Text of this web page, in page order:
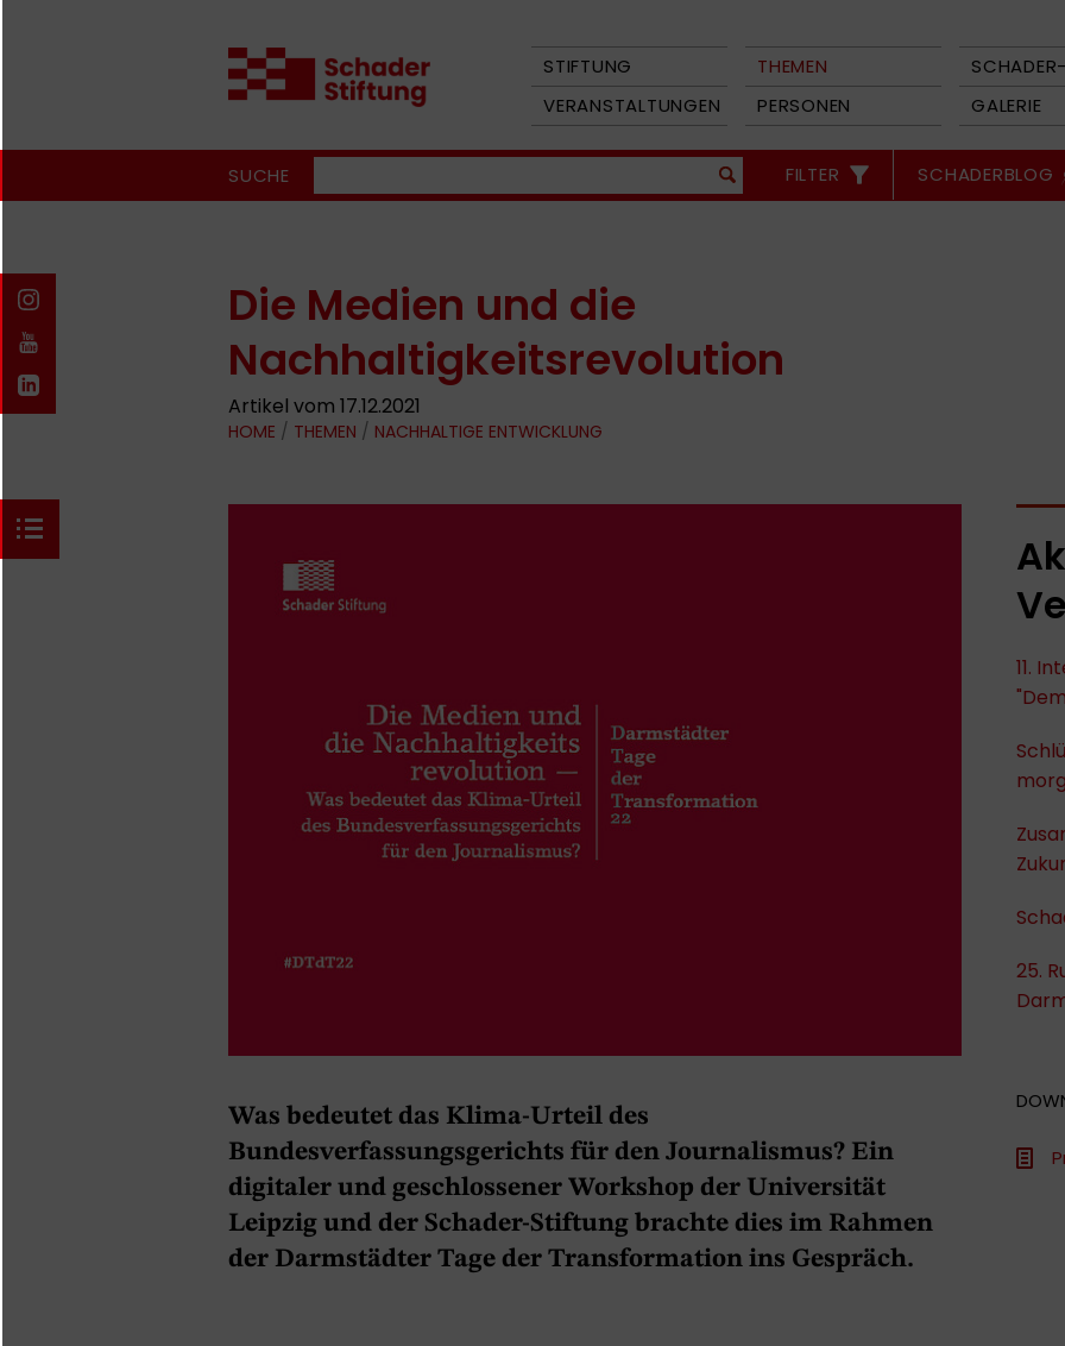
STIFTUNG THEMEN
VERANSTALTUNGEN
PERSONEN GALERIE
SUCHE FILTER SCHADERBLOG
Die Medien und die
Nachhaltigkeitsrevolution
Artikel vom 17.12.2021
HOME / THEMEN / NACHHALTIGE ENTWICKLUNG
Was bedeutet das Klima-Urteil des
Bundesverfassungsgerichts für den Journalismus? Ein
digitaler und geschlossener Workshop der Universität
Leipzig und der Schader-Stiftung brachte dies im Rahmen
der Darmstädter Tage der Transformation ins Gespräch.
11.
25.